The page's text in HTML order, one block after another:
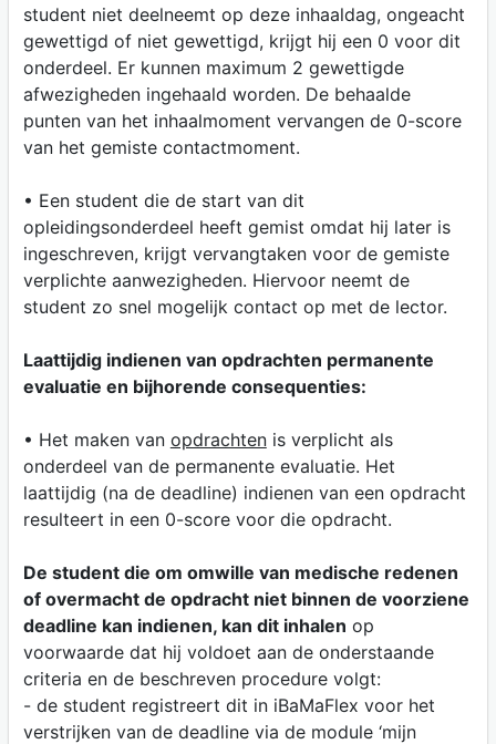
student niet deelneemt op deze inhaaldag, ongeacht
gewettigd of niet gewettigd, krijgt hij een 0 voor dit
onderdeel. Er kunnen maximum 2 gewettigde
afwezigheden ingehaald worden. De behaalde
punten van het inhaalmoment vervangen de 0-score
van het gemiste contactmoment.
• Een student die de start van dit
opleidingsonderdeel heeft gemist omdat hij later is
ingeschreven, krijgt vervangtaken voor de gemiste
verplichte aanwezigheden. Hiervoor neemt de
student zo snel mogelijk contact op met de lector.
Laattijdig indienen van opdrachten permanente
evaluatie en bijhorende consequenties:
• Het maken van opdrachtenis verplicht als
onderdeel van de permanente evaluatie. Het
laattijdig (na de deadline) indienen van een opdracht
resulteert in een 0-score voor die opdracht.
De student die om omwille van medische redenen
of overmacht de opdracht niet binnen de voorziene
deadline kan indienen, kan dit inhalen op
voorwaarde dat hij voldoet aan de onderstaande
criteria en de beschreven procedure volgt:
- de student registreert dit in iBaMaFlex voor het
verstrijken van de deadline via de module ‘mijn